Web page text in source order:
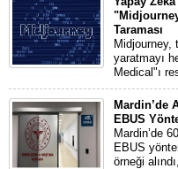
Taraması
Midjourney,
yaratmayı
Medical"ı
Mardin’de
EBUS
Mardin’de
EBUS
örneği